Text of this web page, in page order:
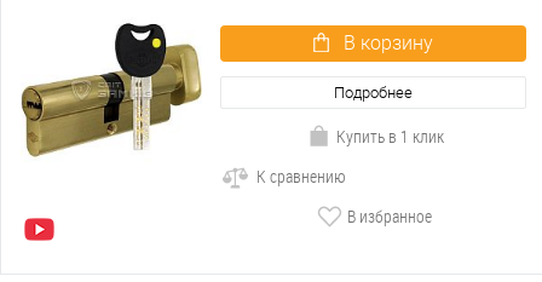
В корзину
Подробнее
Купить в 1 клик
К сравнению
В избранное